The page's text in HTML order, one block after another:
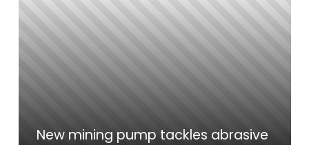
New mining pump tackles abrasive